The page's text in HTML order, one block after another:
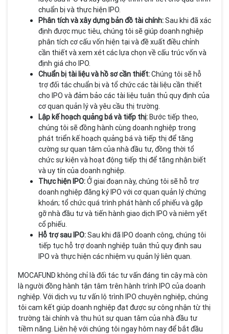
chuẩn bị và thực hiện IPO.
Phân tích và xây dựng bản đồ tài chính:Sau khi đã xác
định được mục tiêu, chúng tôi sẽ giúp doanh nghiệp
phân tích cơ cấu vốn hiện tại và đề xuất điều chỉnh
cần thiết và xem xét các lựa chọn về cấu trúc vốn và
định giá cho IPO.
Chuẩn bị tài liệu và hồ sơ cần thiết:Chúng tôi sẽ hỗ
trợ đối tác chuẩn bị và tổ chức các tài liệu cần thiết
cho IPO và đảm bảo các tài liệu tuân thủ quy định của
cơ quan quản lý và yêu cầu thị trường.
Lập kế hoạch quảng bá và tiếp thị:Bước tiếp theo,
chúng tôi sẽ đồng hành cùng doanh nghiệp trong
phát triển kế hoạch quảng bá và tiếp thị để tăng
cường sự quan tâm của nhà đầu tư, đồng thời tổ
chức sự kiện và hoạt động tiếp thị để tăng nhận biết
và uy tín của doanh nghiệp.
Thực hiện IPO:Ở giai đoạn này, chúng tôi sẽ hỗ trợ
doanh nghiệp đăng ký IPO với cơ quan quản lý chứng
khoán; tổ chức quá trình phát hành cổ phiếu và gặp
gỡ nhà đầu tư và tiến hành giao dịch IPO và niêm yết
cổ phiếu.
Hỗ trợ sau IPO:Sau khi đã IPO doanh công, chúng tôi
tiếp tục hỗ trợ doanh nghiệp tuân thủ quy định sau
IPO và thực hiện các nhiệm vụ quản lý liên quan.
MOCAFUND không chỉ là đối tác tư vấn đáng tin cậy mà còn
là người đồng hành tận tâm trên hành trình IPO của doanh
nghiệp. Với dịch vụ tư vấn lộ trình IPO chuyên nghiệp, chúng
tôi cam kết giúp doanh nghiệp đạt được sự công nhận từ thị
trường tài chính và thu hút sự quan tâm của nhà đầu tư
tiềm năng. Liên hệ với chúng tôi ngay hôm nay để bắt đầu